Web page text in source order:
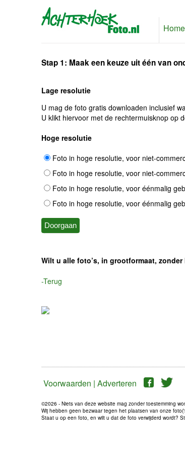
Home
Stap 1: Maak een keuze uit één van
Lage resolutie
U mag de foto gratis downloaden inclusief
U klikt hiervoor met de rechtermuisknop op
Hoge resolutie
Foto in hoge resolutie, voor niet-
Foto in hoge resolutie, voor niet-
Foto in hoge resolutie, voor éénmalig
Foto in hoge resolutie, voor éénmalig
Wilt u alle foto’s, in grootformaat,
-Terug
Voorwaarden | Adverteren
©2026 - Niets van deze website mag zonder toestemming
Wij hebben geen bezwaar tegen het plaatsen van onze
Staat u op een foto, en wilt u dat de foto verwijderd wordt?